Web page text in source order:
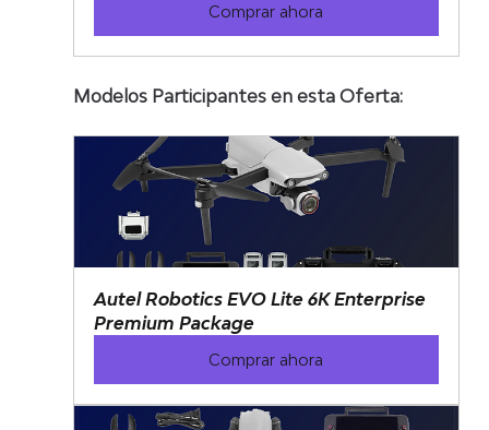
Comprar ahora
Modelos Participantes en esta Oferta:
Autel Robotics EVO Lite 6K Enterprise
Premium Package
Comprar ahora